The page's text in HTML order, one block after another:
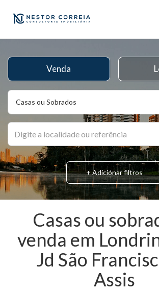
Casas ou Sobrados
Venda
+ Adicionar filtros
Casas ou
venda em
Jd São
Assis